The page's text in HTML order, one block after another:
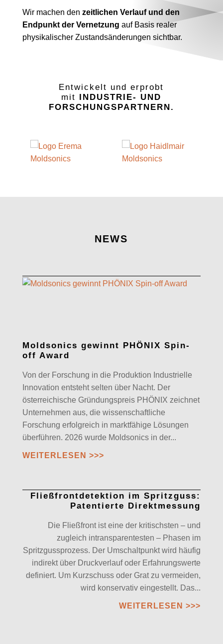
Wir machen den zeitlichen Verlauf und den
Endpunkt der Vernetzung auf Basis realer
physikalischer Zustandsänderungen sichtbar.
Entwickelt und erprobt
mit INDUSTRIE- UND
FORSCHUNGSPARTNERN.
NEWS
Moldsonics gewinnt PHÖNIX Spin-
off Award
Von der Forschung in die Produktion Industrielle
Innovation entsteht selten über Nacht. Der
österreichische Gründungspreis PHÖNIX zeichnet
Unternehmen aus, die wissenschaftliche
Forschung erfolgreich in marktfähige Lösungen
überführen. 2026 wurde Moldsonics in der...
WEITERLESEN >>>
Fließfrontdetektion im Spritzguss:
Patentierte Direktmessung
Die Fließfront ist eine der kritischsten – und
zugleich intransparentesten – Phasen im
Spritzgussprozess. Der Umschaltpunkt wird häufig
indirekt über Druckverlauf oder Erfahrungswerte
definiert. Um Kurzschuss oder Grat zu vermeiden,
wird konservativ eingestellt. Das...
WEITERLESEN >>>